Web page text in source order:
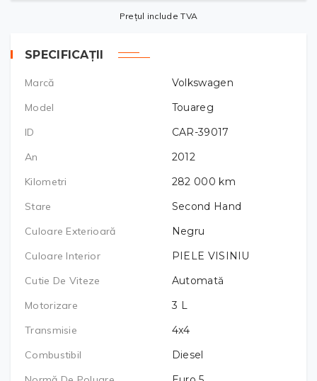
Prețul include TVA
SPECIFICAȚII
Marcă
Volkswagen
Model
Touareg
ID
CAR-39017
An
2012
Kilometri
282 000 km
Stare
Second Hand
Culoare Exterioară
Negru
Culoare Interior
PIELE VISINIU
Cutie De Viteze
Automată
Motorizare
3 L
Transmisie
4x4
Combustibil
Diesel